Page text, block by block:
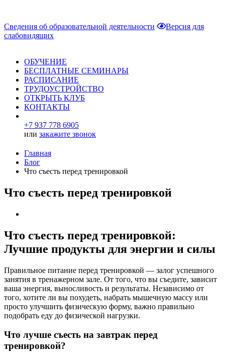
Сведения об образовательной деятельности
Версия для
слабовидящих
ОБУЧЕНИЕ
БЕСПЛАТНЫЕ СЕМИНАРЫ
РАСПИСАНИЕ
ТРУДОУСТРОЙСТВО
ОТКРЫТЬ КЛУБ
КОНТАКТЫ
+7 937 778 6905
или закажите звонок
Главная
Блог
Что съесть перед тренировкой
Что съесть перед тренировкой
Что съесть перед тренировкой:
Лучшие продукты для энергии и силы
Правильное питание перед тренировкой — залог успешного
занятия в тренажерном зале. От того, что вы съедите, зависит
ваша энергия, выносливость и результаты. Независимо от
того, хотите ли вы похудеть, набрать мышечную массу или
просто улучшить физическую форму, важно правильно
подобрать еду до физической нагрузки.
Что лучше съесть на завтрак перед
тренировкой?